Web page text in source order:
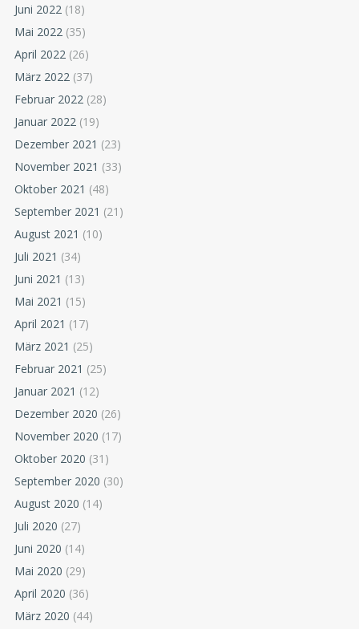
Juni 2022 (18)
Mai 2022 (35)
April 2022 (26)
März 2022 (37)
Februar 2022 (28)
Januar 2022 (19)
Dezember 2021 (23)
November 2021 (33)
Oktober 2021 (48)
September 2021 (21)
August 2021 (10)
Juli 2021 (34)
Juni 2021 (13)
Mai 2021 (15)
April 2021 (17)
März 2021 (25)
Februar 2021 (25)
Januar 2021 (12)
Dezember 2020 (26)
November 2020 (17)
Oktober 2020 (31)
September 2020 (30)
August 2020 (14)
Juli 2020 (27)
Juni 2020 (14)
Mai 2020 (29)
April 2020 (36)
März 2020 (44)